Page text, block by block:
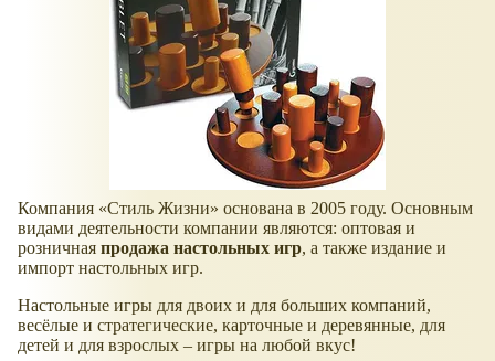
Компания Стиль Жизни
основана в 2005 году. Основным
видами деятельности компании являются: оптовая и
розничная продажа настольных игр, а также издание и
импорт настольных игр.
Настольные игры для двоих и для больших компаний,
весёлые и стратегические, карточные и деревянные, для
детей и для взрослых – игры на любой вкус!